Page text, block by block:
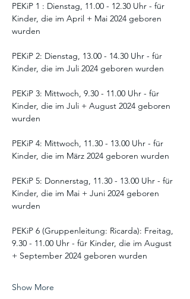
PEKiP 1 : Dienstag, 11.00 - 12.30 Uhr - für
Kinder, die im April + Mai 2024 geboren
wurden
PEKiP 2: Dienstag, 13.00 - 14.30 Uhr - für
Kinder, die im Juli 2024 geboren wurden
PEKiP 3: Mittwoch, 9.30 - 11.00 Uhr - für
Kinder, die im Juli + August 2024 geboren
wurden
PEKiP 4: Mittwoch, 11.30 - 13.00 Uhr - für
Kinder, die im März 2024 geboren wurden
PEKiP 5: Donnerstag, 11.30 - 13.00 Uhr - für
Kinder, die im Mai + Juni 2024 geboren
wurden
PEKiP 6 (Gruppenleitung: Ricarda): Freitag,
9.30 - 11.00 Uhr - für Kinder, die im August
+ September 2024 geboren wurden
Show More